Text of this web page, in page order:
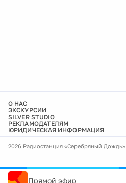
О НАС
ЭКСКУРСИИ
SILVER STUDIO
РЕКЛАМОДАТЕЛЯМ
ЮРИДИЧЕСКАЯ ИНФОРМАЦИЯ
2026 Радиостанция «Серебряный Дождь»
Прямой эфир